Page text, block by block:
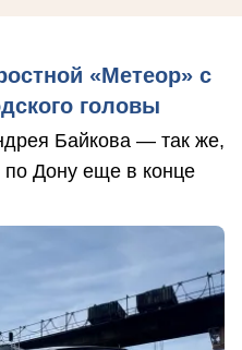
«Метеор» с
головы
Байкова — так же,
по Дону еще в конце